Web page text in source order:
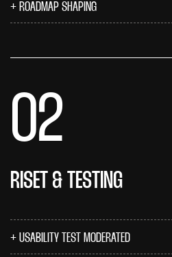
ROADMAP SHAPING
02
RISET & TESTING
USABILITY TEST MODERATED